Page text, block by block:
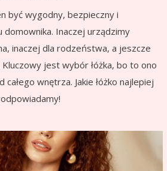
być wygodny, bezpieczny i
domownika. Inaczej urządzimy
inaczej dla rodzeństwa, a jeszcze
jest wybór łóżka, bo to ono
całego wnętrza. Jakie łóżko najlepiej